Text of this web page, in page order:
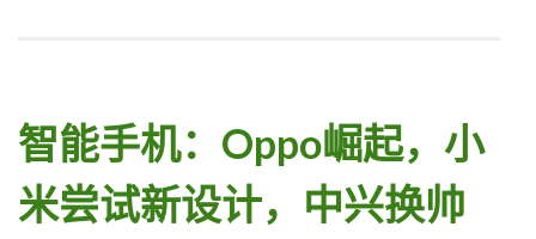
智能手机：Oppo崛起，小
米尝试新设计，中兴换帅